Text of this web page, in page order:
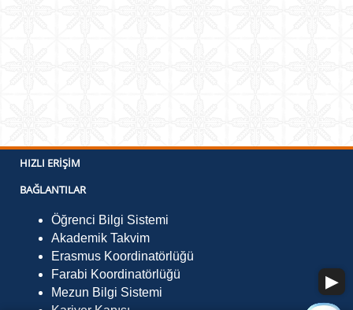
HIZLI ERIŞIM
BAĞLANTILAR
Öğrenci Bilgi Sistemi
Akademik Takvim
Erasmus Koordinatörlüğü
Farabi Koordinatörlüğü
Mezun Bilgi Sistemi